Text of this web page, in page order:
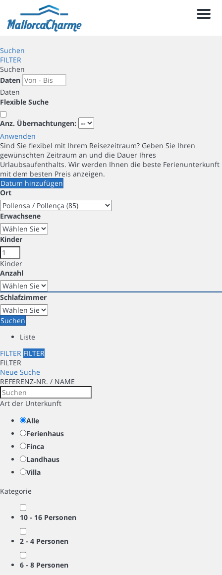
Menu
Suchen
FILTER
Suchen
Daten
Daten
Flexible Suche
Anz. Übernachtungen:
Anwenden
Sind Sie flexibel mit Ihrem Reisezeitraum? Geben Sie Ihren
gewünschten Zeitraum an und die Dauer Ihres
Urlaubsaufenthalts. Wir werden Ihnen die beste Ferienunterkunft
mit dem besten Preis anzeigen.
Datum hinzufügen
Ort
Erwachsene
Kinder
Kinder
Anzahl
Schlafzimmer
Suchen
Liste
FILTER FILTER
FILTER
Neue Suche
REFERENZ-NR. / NAME
Art der Unterkunft
Alle
Ferienhaus
Finca
Landhaus
Villa
Kategorie
10 - 16 Personen
2 - 4 Personen
6 - 8 Personen